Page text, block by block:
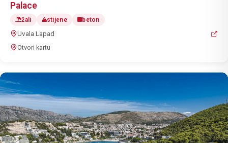
Palace
žali stijene beton
Uvala Lapad
Otvori kartu